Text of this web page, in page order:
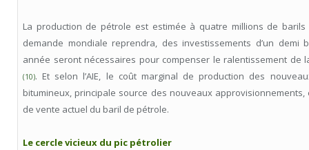
La production de pétrole est estimée à quatre millions de
demande mondiale reprendra, des investissements d’un demi
année seront nécessaires pour compenser le ralentissement de
(10). Et selon l’AIE, le coût marginal de production des
bitumineux, principale source des nouveaux
de vente actuel du baril de pétrole.
Le cercle vicieux du pic pétrolier